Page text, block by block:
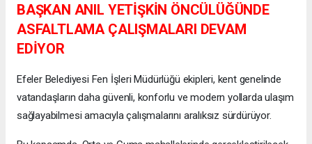
BAŞKAN ANIL YETİŞKİN ÖNCÜLÜĞÜNDE
ASFALTLAMA ÇALIŞMALARI DEVAM
EDİYOR
Efeler Belediyesi Fen İşleri Müdürlüğü ekipleri, kent genelinde
vatandaşların daha güvenli, konforlu ve modern yollarda ulaşım
sağlayabilmesi amacıyla çalışmalarını aralıksız sürdürüyor.